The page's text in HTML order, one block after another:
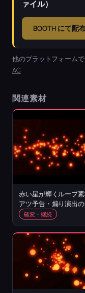
ァイル）
BOOTH にて配
他のプラットフォーム
AC
関連素材
赤い星が輝くループ
アツ予告・煽り演出
確変・継続